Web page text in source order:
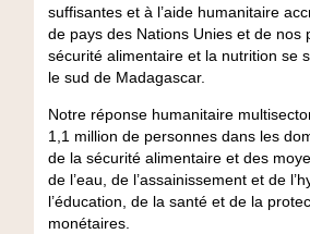
suffisantes et à l’aide humanitaire
de pays des Nations Unies et de nos
sécurité alimentaire et la nutrition se
le sud de Madagascar.
Notre réponse humanitaire
1,1 million de personnes dans les
de la sécurité alimentaire et des
de l’eau, de l’assainissement et de
l’éducation, de la santé et de la
monétaires.